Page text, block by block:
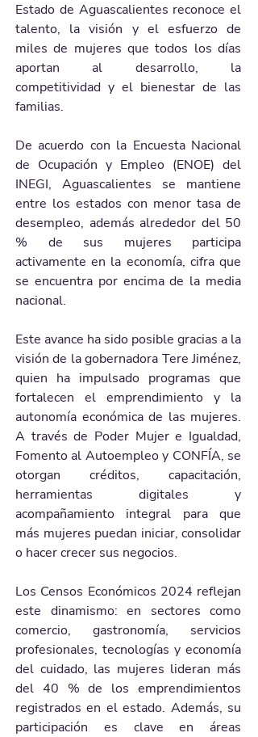
Estado de Aguascalientes reconoce el
talento, la visión y el esfuerzo de
miles de mujeres que todos los días
aportan al desarrollo, la
competitividad y el bienestar de las
familias.
De acuerdo con la Encuesta Nacional
de Ocupación y Empleo (ENOE) del
INEGI, Aguascalientes se mantiene
entre los estados con menor tasa de
desempleo, además alrededor del 50
% de sus mujeres participa
activamente en la economía, cifra que
se encuentra por encima de la media
nacional.
Este avance ha sido posible gracias a la
visión de la gobernadora Tere Jiménez,
quien ha impulsado programas que
fortalecen el emprendimiento y la
autonomía económica de las mujeres.
A través de Poder Mujer e Igualdad,
Fomento al Autoempleo y CONFÍA, se
otorgan créditos, capacitación,
herramientas digitales y
acompañamiento integral para que
más mujeres puedan iniciar, consolidar
o hacer crecer sus negocios.
Los Censos Económicos 2024 reflejan
este dinamismo: en sectores como
comercio, gastronomía, servicios
profesionales, tecnologías y economía
del cuidado, las mujeres lideran más
del 40 % de los emprendimientos
registrados en el estado. Además, su
participación es clave en áreas